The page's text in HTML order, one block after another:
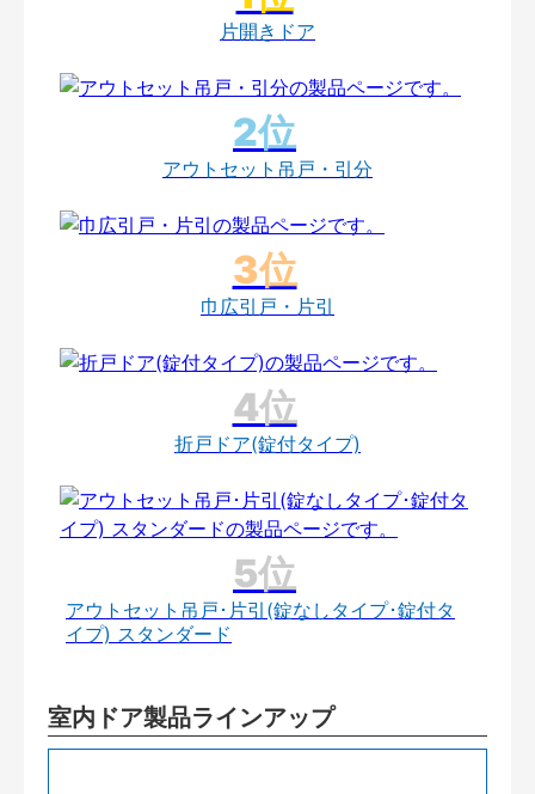
片開きドア
アウトセット吊戸・引分
巾広引戸・片引
折戸ドア(錠付タイプ)
アウトセット吊戸･片引(錠なしタイプ･錠付タ
イプ) スタンダード
室内ドア製品ラインアップ